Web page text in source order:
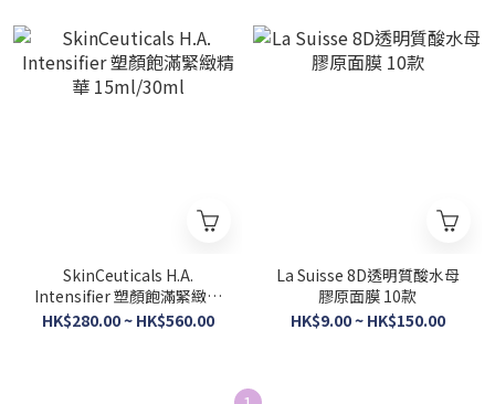
SkinCeuticals H.A.
Intensifier 塑顏飽滿緊緻精
華 15ml/30ml
HK$280.00 ~ HK$560.00
La Suisse 8D透明質酸水母
膠原面膜 10款
HK$9.00 ~ HK$150.00